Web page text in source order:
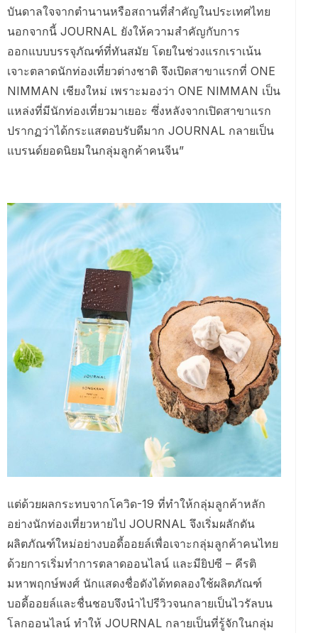
บันดาลใจจากตำนานหรือสถานที่สำคัญในประเทศไทย
นอกจากนี้ JOURNAL ยังให้ความสำคัญกับการ
ออกแบบบรรจุภัณฑ์ที่ทันสมัย โดยในช่วงแรกเราเน้น
เจาะตลาดนักท่องเที่ยวต่างชาติ จึงเปิดสาขาแรกที่ ONE
NIMMAN เชียงใหม่ เพราะมองว่า ONE NIMMAN เป็น
แหล่งที่มีนักท่องเที่ยวมาเยอะ ซึ่งหลังจากเปิดสาขาแรก
ปรากฏว่าได้กระแสตอบรับดีมาก JOURNAL กลายเป็น
แบรนด์ยอดนิยมในกลุ่มลูกค้าคนจีน”
แต่ด้วยผลกระทบจากโควิด-19 ที่ทำให้กลุ่มลูกค้าหลัก
อย่างนักท่องเที่ยวหายไป JOURNAL จึงเริ่มผลักดัน
ผลิตภัณฑ์ใหม่อย่างบอดี้ออยล์เพื่อเจาะกลุ่มลูกค้าคนไทย
ด้วยการเริ่มทำการตลาดออนไลน์ และมียิปซี – คีรติ
มหาพฤกษ์พงศ์ นักแสดงชื่อดังได้ทดลองใช้ผลิตภัณฑ์
บอดี้ออยล์และชื่นชอบจึงนำไปรีวิวจนกลายเป็นไวรัลบน
โลกออนไลน์ ทำให้ JOURNAL กลายเป็นที่รู้จักในกลุ่ม